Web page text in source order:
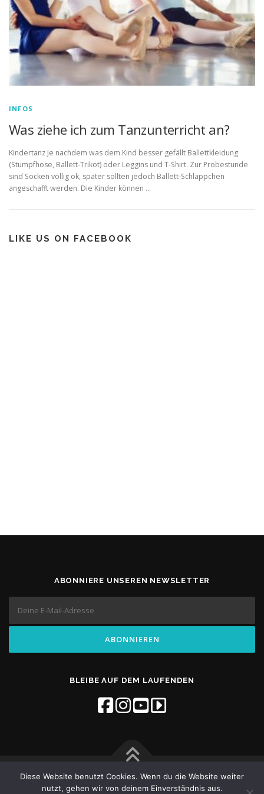
INFOS
Was ziehe ich zum Tanzunterricht an?
Kindertanz Je nachdem was dem Kind besser gefällt Ballettkleidung
(Stumpfhose, Ballett-Trikot) oder Leggins und T-Shirt. Zur Probestunde
sind Socken völlig ok, später sollten jedoch Ballett-Schläppchen
angeschafft werden. Die Kinder können …
LIKE US ON FACEBOOK
ABONNIERE UNSEREN NEWSLETTER
BLEIBE AUF DEM LAUFENDEN
Copyright © 2026 Flow Studios–OnePresstheme by
Diese Website benutzt Cookies. Wenn du die Website weiter
nutzt, gehen wir von deinem Einverständnis aus.